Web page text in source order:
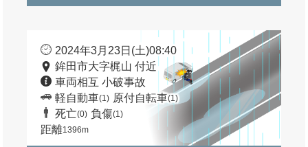
2024年3月23日(土)08:40
鉾田市大字梶山 付近
車両相互 小破事故
軽自動車(1) 原付自転車(1)
死亡(0) 負傷(1)
距離1396m